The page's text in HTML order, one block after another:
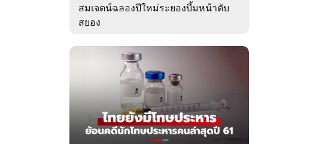
สมเจตน์ฉลองปีใหม่ระยองบึ้มหน้าดับ
สยอง